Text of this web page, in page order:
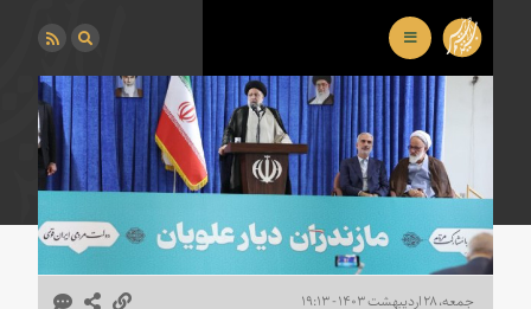
جمعه، ۲۸ اردیبهشت ۱۴۰۳ - ۱۹:۱۳